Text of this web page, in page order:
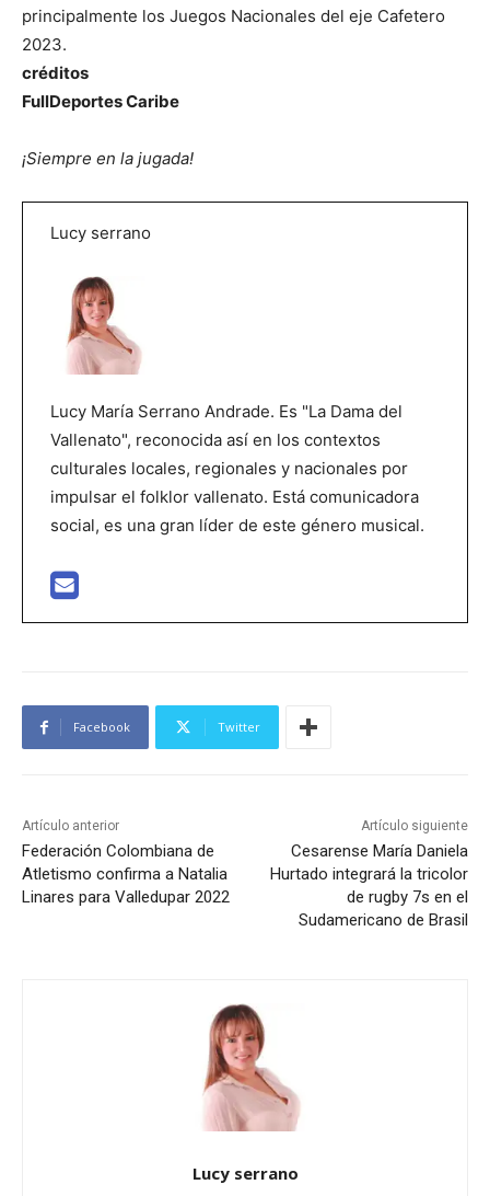
principalmente los Juegos Nacionales del eje Cafetero
2023.
créditos
FullDeportes Caribe
¡Siempre en la jugada!
Lucy serrano
Lucy María Serrano Andrade. Es "La Dama del
Vallenato", reconocida así en los contextos
culturales locales, regionales y nacionales por
impulsar el folklor vallenato. Está comunicadora
social, es una gran líder de este género musical.
Facebook Twitter
Artículo anterior
Federación Colombiana de
Atletismo confirma a Natalia
Linares para Valledupar 2022
Artículo siguiente
Cesarense María Daniela
Hurtado integrará la tricolor
de rugby 7s en el
Sudamericano de Brasil
Lucy serrano